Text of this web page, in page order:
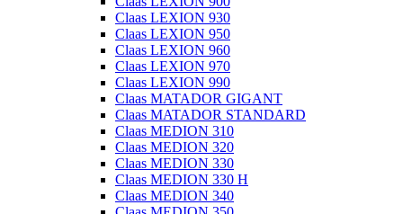
Claas LEXION 930
Claas LEXION 950
Claas LEXION 960
Claas LEXION 970
Claas LEXION 990
Claas MATADOR GIGANT
Claas MATADOR STANDARD
Claas MEDION 310
Claas MEDION 320
Claas MEDION 330
Claas MEDION 330 H
Claas MEDION 340